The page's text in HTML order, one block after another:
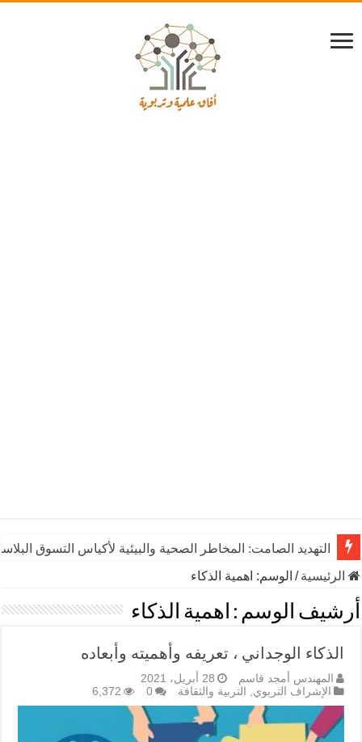
التهديد الصامت: المخاطر الصحية والبيئية لأكياس التسوق
الرئيسية/ الوسم: اهمية الذكاء
أرشيف الوسم : اهمية الذكاء
الذكاء الوجداني ، تعريفه وأهميته وأبعاده
المهندس أمجد قاسم
28 أبريل، 2021
الإشراف التربوي, التربية والثقافة 0
6,372